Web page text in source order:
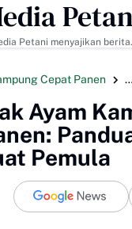
Pelatih Timnas
Petani menyajikan berita
teknologi pertanian modern.
Cepat Panen
Ayam
Pemula